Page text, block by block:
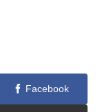
Facebook